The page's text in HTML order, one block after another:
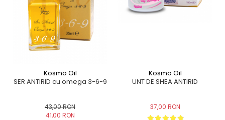
Kosmo Oil
SER ANTIRID cu omega 3-6-9
43,00 RON
41,00 RON
Kosmo Oil
UNT DE SHEA ANTIRID
37,00 RON